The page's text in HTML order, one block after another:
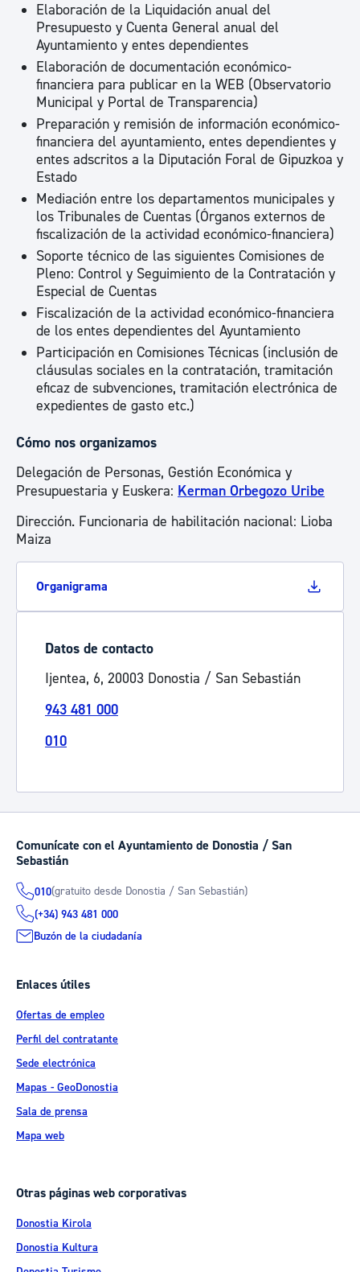
Elaboración de la Liquidación anual del
Presupuesto y Cuenta General anual del
Ayuntamiento y entes dependientes
Elaboración de documentación económico-
financiera para publicar en la WEB (Observatorio
Municipal y Portal de Transparencia)
Preparación y remisión de información económico-
financiera del ayuntamiento, entes dependientes y
entes adscritos a la Diputación Foral de Gipuzkoa y
Estado
Mediación entre los departamentos municipales y
los Tribunales de Cuentas (Órganos externos de
fiscalización de la actividad económico-financiera)
Soporte técnico de las siguientes Comisiones de
Pleno: Control y Seguimiento de la Contratación y
Especial de Cuentas
Fiscalización de la actividad económico-financiera
de los entes dependientes del Ayuntamiento
Participación en Comisiones Técnicas (inclusión de
cláusulas sociales en la contratación, tramitación
eficaz de subvenciones, tramitación electrónica de
expedientes de gasto etc.)
Cómo nos organizamos
Delegación de Personas, Gestión Económica y
Presupuestaria y Euskera: Kerman Orbegozo Uribe
Dirección. Funcionaria de habilitación nacional: Lioba
Maiza
Organigrama
Datos de contacto
Ijentea, 6, 20003 Donostia / San Sebastián
943 481 000
010
Comunícate con el Ayuntamiento de Donostia / San
Sebastián
010(gratuito desde Donostia / San Sebastián)
(+34) 943 481 000
Buzón de la ciudadanía
Enlaces útiles
Ofertas de empleo
Perfil del contratante
Sede electrónica
Mapas - GeoDonostia
Sala de prensa
Mapa web
Otras páginas web corporativas
Donostia Kirola
Donostia Kultura